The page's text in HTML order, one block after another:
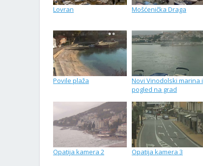
Lovran Mošćenička Draga
Povile plaža
Novi Vinodolski marina i
pogled na grad
Opatija kamera 2 Opatija kamera 3